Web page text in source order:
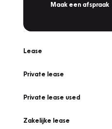
Maak een afspraak
Lease
Private lease
Private lease used
Zakelijke lease